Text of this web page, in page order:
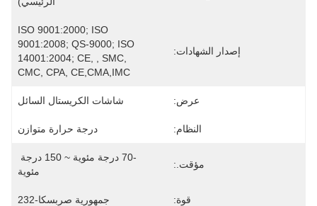
إصدار الشهادات:
ISO 9001:2000; ISO
9001:2008; QS-9000; ISO
14001:2004; CE, , SMC,
CMC, CPA, CE,CMA,IMC
عرض: شاشات الكريستال السائل
النظام: درجة حرارة متوازن
مؤقت.:
مئوية
قوة: جمهورية صربسكا-232